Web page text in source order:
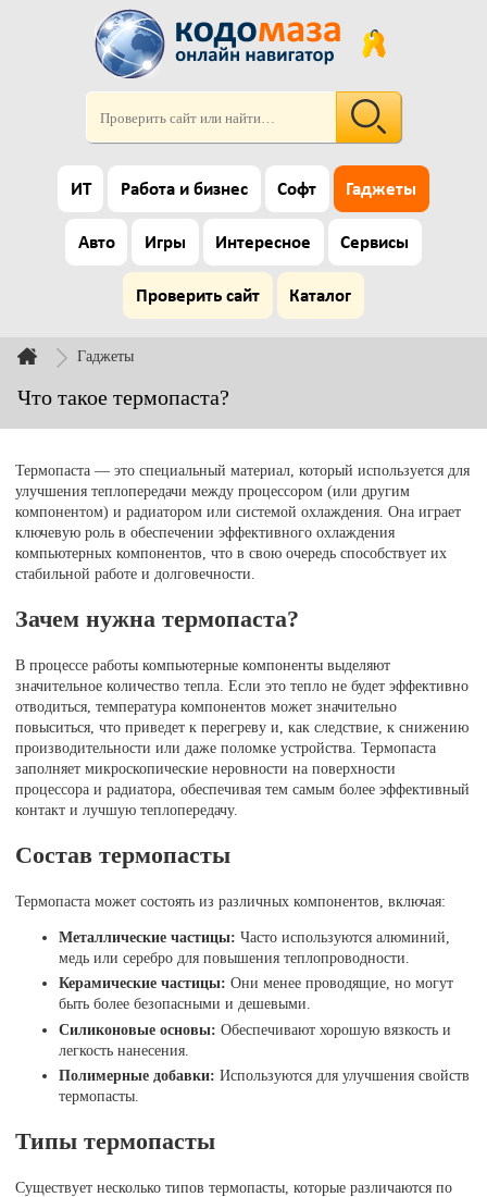
ИТ Работа и бизнес Софт Гаджеты
Авто Игры Интересное Сервисы
Проверить сайт Каталог
Гаджеты
Что такое термопаста?
Термопаста — это специальный материал, который используется для
улучшения теплопередачи между процессором (или другим
компонентом) и радиатором или системой охлаждения. Она играет
ключевую роль в обеспечении эффективного охлаждения
компьютерных компонентов, что в свою очередь способствует их
стабильной работе и долговечности.
Зачем нужна термопаста?
В процессе работы компьютерные компоненты выделяют
значительное количество тепла. Если это тепло не будет эффективно
отводиться, температура компонентов может значительно
повыситься, что приведет к перегреву и, как следствие, к снижению
производительности или даже поломке устройства. Термопаста
заполняет микроскопические неровности на поверхности
процессора и радиатора, обеспечивая тем самым более эффективный
контакт и лучшую теплопередачу.
Состав термопасты
Термопаста может состоять из различных компонентов, включая:
Металлические частицы: Часто используются алюминий,
медь или серебро для повышения теплопроводности.
Керамические частицы: Они менее проводящие, но могут
быть более безопасными и дешевыми.
Силиконовые основы: Обеспечивают хорошую вязкость и
легкость нанесения.
Полимерные добавки: Используются для улучшения свойств
термопасты.
Типы термопасты
Существует несколько типов термопасты, которые различаются по